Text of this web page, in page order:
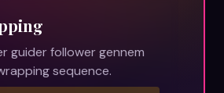
guider follower gennem
sequence.